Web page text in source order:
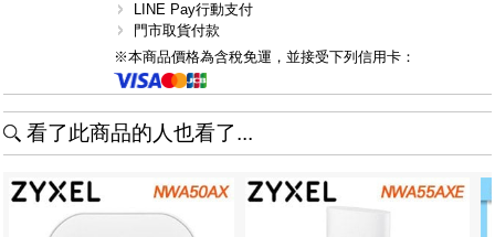
LINE Pay行動支付
門市取貨付款
※本商品價格為含稅免運，並接受下列信用卡：
看了此商品的人也看了...